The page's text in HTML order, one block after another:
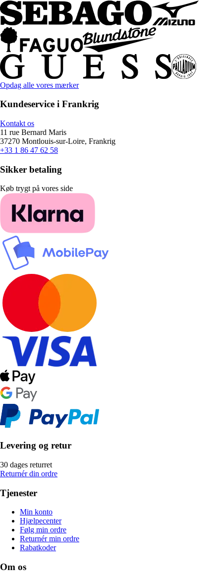
Opdag alle vores mærker
Kundeservice i Frankrig
Kontakt os
11 rue Bernard Maris
37270 Montlouis-sur-Loire, Frankrig
+33 1 86 47 62 58
Sikker betaling
Køb trygt på vores side
Levering og retur
30 dages returret
Returnér din ordre
Tjenester
Min konto
Hjælpecenter
Følg min ordre
Returnér min ordre
Rabatkoder
Om os